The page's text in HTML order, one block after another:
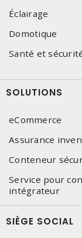
Éclairage
Domotique
Santé et
SOLUTIONS
eCommerce
Assurance
Conteneur
Service pour
intégrateur
SIÈGE SOCIAL